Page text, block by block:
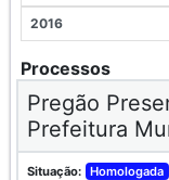
2016
Processos
Pregão
Prefeitura
Situação: Homologada